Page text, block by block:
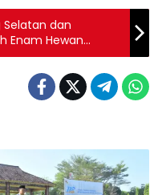
dan
Enam Hewan